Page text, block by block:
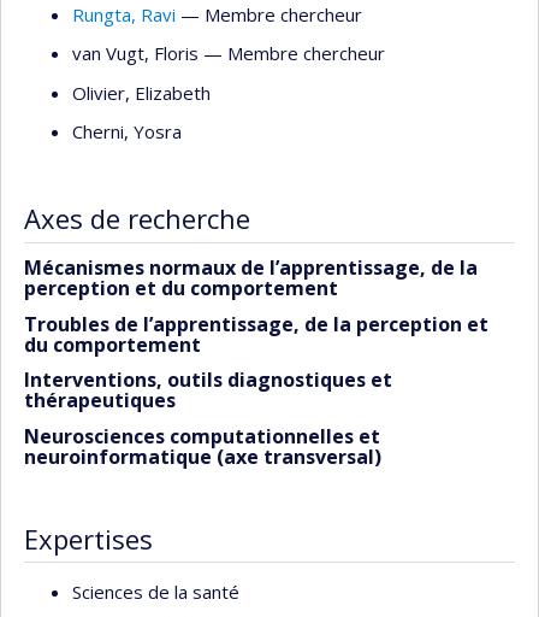
Rungta, Ravi — Membre chercheur
van Vugt, Floris — Membre chercheur
Olivier, Elizabeth
Cherni, Yosra
Axes de recherche
Mécanismes normaux de l’apprentissage, de la
perception et du comportement
Troubles de l’apprentissage, de la perception et
du comportement
Interventions, outils diagnostiques et
thérapeutiques
Neurosciences computationnelles et
neuroinformatique (axe transversal)
Expertises
Sciences de la santé